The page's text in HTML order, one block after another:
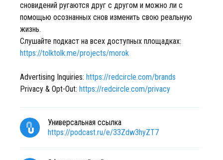
сновидений ругаются друг с другом и можно ли с
помощью осознанных снов изменить свою реальную
жизнь.
Слушайте подкаст на всех доступных площадках:
https://tolktolk.me/projects/morok
Advertising Inquiries: https://redcircle.com/brands
Privacy & Opt-Out: https://redcircle.com/privacy
Универсальная ссылка
https://podcast.ru/e/33Zdw3hyZT7